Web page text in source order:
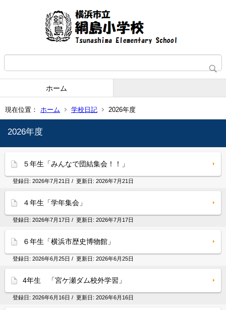
ホーム
現在位置： ホーム 学校日記 2026年度
2026年度
５年生「みんなで団結集会！！」
登録日: 2026年7月21日 / 更新日: 2026年7月21日
４年生「学年集会」
登録日: 2026年7月17日 / 更新日: 2026年7月17日
６年生「横浜市歴史博物館」
登録日: 2026年6月25日 / 更新日: 2026年6月25日
4年生 「宮ケ瀬ダム校外学習」
登録日: 2026年6月16日 / 更新日: 2026年6月16日